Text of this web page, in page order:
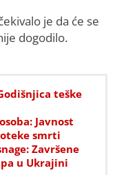
je da će se
dogodilo.
teške
Javnost
smrti
Završene
u Ukrajini